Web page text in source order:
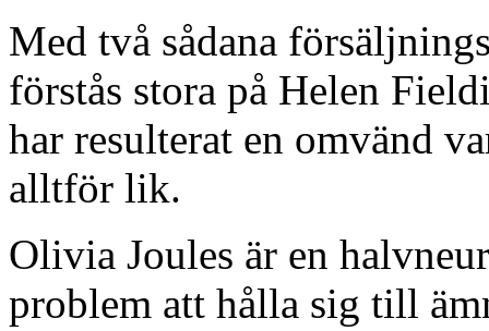
Med två sådana
förstås stora på Helen
har resulterat en omvänd
alltför lik.
Olivia Joules är en
problem att hålla sig till